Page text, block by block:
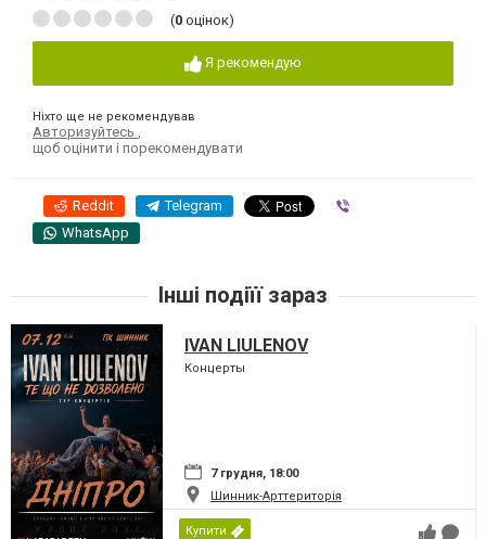
(0 оцінок)
Я рекомендую
Ніхто ще не рекомендував
Авторизуйтесь
щоб оцінити і порекомендувати
Reddit Telegram
WhatsApp
Інші подіїї зараз
IVAN LIULENOV
Концерты
7 грудня, 18:00
Шинник-Арттериторія
Купити